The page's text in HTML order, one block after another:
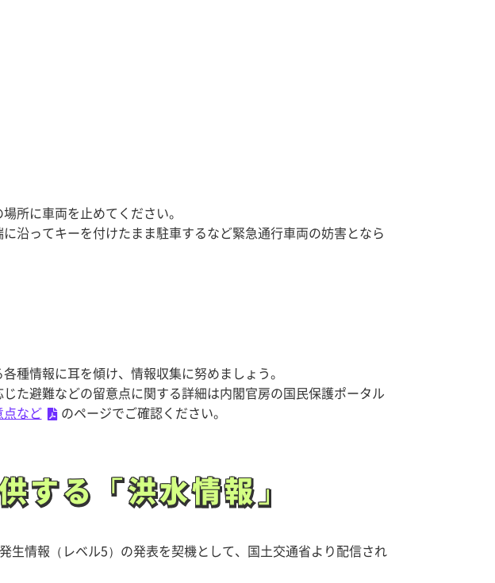
所に車両を止めてください。
沿ってキーを付けたまま駐車するなど緊急通行車両の妨害となら
種情報に耳を傾け、情報収集に努めましょう。
た避難などの留意点に関する詳細は内閣官房の国民保護ポータル
など のページでご確認ください。
する「洪水情報」
する「洪水情報」
生情報（レベル5）の発表を契機として、国土交通省より配信され